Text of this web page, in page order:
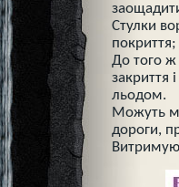
Стулки
покриття;
До того ж
закриття
льодом.
Можуть
дороги,